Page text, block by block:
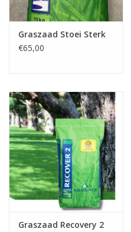
Merken
Graszaad Stoei Sterk
€65,00
Graszaad Recovery 2